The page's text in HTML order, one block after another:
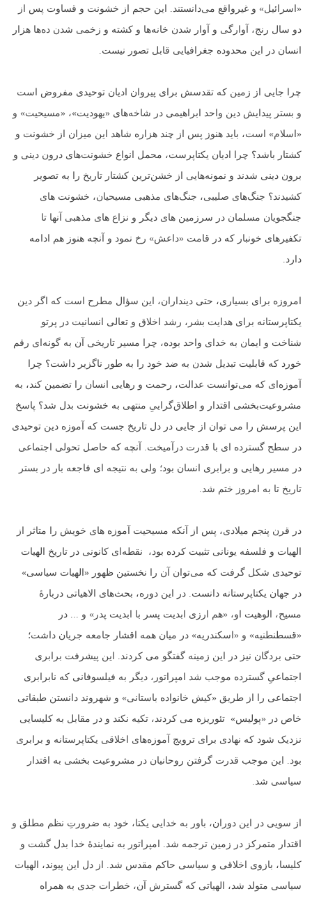
«اسرائیل» و غیرواقع می‌دانستند. این حجم از خشونت و قساوت پس از
دو سال رنج، آوارگی و آوار شدن خانه‌ها و کشته و زخمی شدن ده‌ها هزار
انسان در این محدوده جغرافیایی قابل تصور نیست.
چرا جایی از زمین که تقدسش برای پیروان ادیان توحیدی مفروض است
و بستر پیدایش دین واحد ابراهیمی در شاخه‌های «یهودیت»، «مسیحیت» و
«اسلام» است، باید هنوز پس از چند هزاره شاهد این میزان از خشونت و
کشتار باشد؟ چرا ادیان یکتاپرست، محمل انواع خشونت‌های درون دینی و
برون دینی شدند و نمونه‌هایی از خشن‌ترین کشتار تاریخ را به تصویر
کشیدند؟ جنگ‌های صلیبی، جنگ‌های مذهبی مسیحیان، خشونت های
جنگجویان مسلمان در سرزمین های دیگر و نزاع های مذهبی آنها تا
تکفیرهای خونبار که در قامت «داعش» رخ نمود و آنچه هنوز هم ادامه
دارد.
امروزه برای بسیاری، حتی دینداران، این سؤال مطرح است که اگر دین
یکتاپرستانه برای هدایت بشر، رشد اخلاق و تعالی انسانیت در پرتو
شناخت و ایمان به خدای واحد بوده، چرا مسیر تاریخی آن به گونه‌ای رقم
خورد که قابلیت تبدیل شدن به ضد خود را به طور ناگزیر داشت؟ چرا
آموزه‌ای که می‌توانست عدالت، رحمت و رهایی انسان را تضمین کند، به
مشروعیت‌بخشی اقتدار و اطلاق‌گراییِ منتهی به خشونت بدل شد؟ پاسخ
این پرسش را می توان از جایی در دل تاریخ جست که آموزه دین توحیدی
در سطح گسترده ای با قدرت درآمیخت. آنچه که حاصل تحولی اجتماعی
در مسیر رهایی و برابری انسان بود؛ ولی به نتیجه ای فاجعه بار در بستر
تاریخ تا به امروز ختم شد.
در قرن پنجم میلادی، پس از آنکه مسیحیت آموزه های خویش را متاثر از
الهیات و فلسفه یونانی تثبیت کرده بود، نقطه‌ای کانونی در تاریخ الهیات
توحیدی شکل گرفت که می‌توان آن را نخستین ظهور «الهیات سیاسی»
در جهان یکتاپرستانه دانست. در این دوره، بحث‌های الاهیاتی دربارهٔ
مسیح، الوهیت او، «هم ارزی ابدیت پسر با ابدیت پدر» و ... در
«قسطنطنیه» و «اسکندریه» در میان همه اقشار جامعه جریان داشت؛
حتی بردگان نیز در این زمینه گفتگو می کردند. این پیشرفت برابری
اجتماعیِ گسترده موجب شد امپراتور، دیگر به فیلسوفانی که نابرابری
اجتماعی را از طریق «کیش خانواده باستانی» و شهروند دانستن طبقاتی
خاص در «پولیس» تئوریزه می کردند، تکیه نکند و در مقابل به کلیسایی
نزدیک شود که نهادی برای ترویج آموزه‌های اخلاقی یکتاپرستانه و برابری
بود. این موجب قدرت گرفتن روحانیان در مشروعیت بخشی به اقتدار
سیاسی شد.
از سویی در این دوران، باور به خدایی یکتا، خود به ضرورتِ نظم مطلق و
اقتدار متمرکز در زمین ترجمه شد. امپراتور به نمایندهٔ خدا بدل گشت و
کلیسا، بازوی اخلاقی و سیاسی حاکم مقدس شد. از دل این پیوند، الهیات
سیاسی متولد شد، الهیاتی که گسترش آن، خطرات جدی به همراه